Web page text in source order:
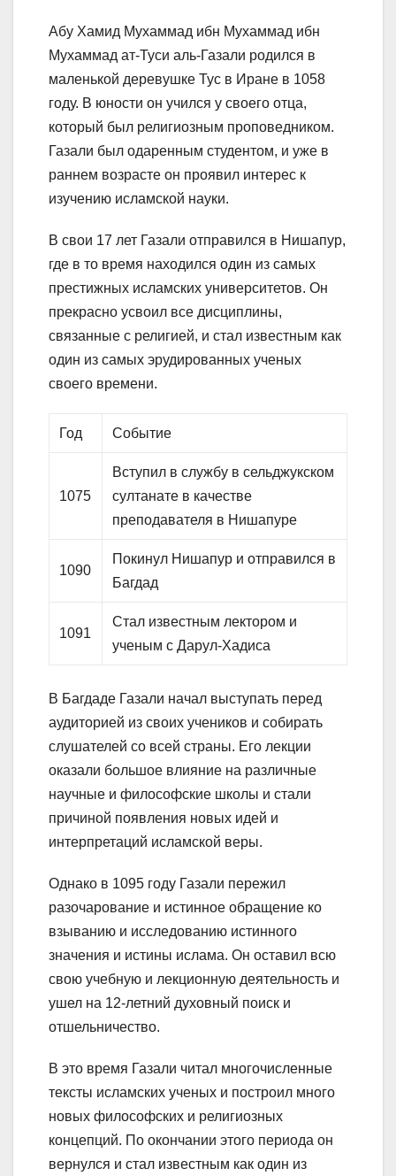
Абу Хамид Мухаммад ибн Мухаммад ибн
Мухаммад ат-Туси аль-Газали родился в
маленькой деревушке Тус в Иране в 1058
году. В юности он учился у своего отца,
который был религиозным проповедником.
Газали был одаренным студентом, и уже в
раннем возрасте он проявил интерес к
изучению исламской науки.
В свои 17 лет Газали отправился в Нишапур,
где в то время находился один из самых
престижных исламских университетов. Он
прекрасно усвоил все дисциплины,
связанные с религией, и стал известным как
один из самых эрудированных ученых
своего времени.
Год Событие
1075
Вступил в службу в сельджукском
султанате в качестве
преподавателя в Нишапуре
1090
Покинул Нишапур и отправился в
Багдад
1091
Стал известным лектором и
ученым с Дарул-Хадиса
В Багдаде Газали начал выступать перед
аудиторией из своих учеников и собирать
слушателей со всей страны. Его лекции
оказали большое влияние на различные
научные и философские школы и стали
причиной появления новых идей и
интерпретаций исламской веры.
Однако в 1095 году Газали пережил
разочарование и истинное обращение ко
взыванию и исследованию истинного
значения и истины ислама. Он оставил всю
свою учебную и лекционную деятельность и
ушел на 12-летний духовный поиск и
отшельничество.
В это время Газали читал многочисленные
тексты исламских ученых и построил много
новых философских и религиозных
концепций. По окончании этого периода он
вернулся и стал известным как один из